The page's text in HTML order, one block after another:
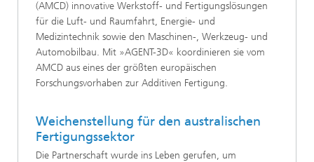
(AMCD) innovative Werkstoff- und Fertigungslösungen
für die Luft- und Raumfahrt, Energie- und
Medizintechnik sowie den Maschinen-, Werkzeug- und
Automobilbau. Mit »AGENT-3D« koordinieren sie vom
AMCD aus eines der größten europäischen
Forschungsvorhaben zur Additiven Fertigung.
Weichenstellung für den australischen
Fertigungssektor
Die Partnerschaft wurde ins Leben gerufen, um